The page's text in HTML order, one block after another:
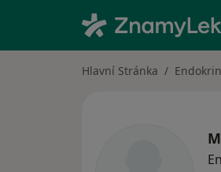
Hlavní Stránka